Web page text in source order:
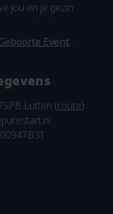
jou én je gezin
Event.
Lutten (route)